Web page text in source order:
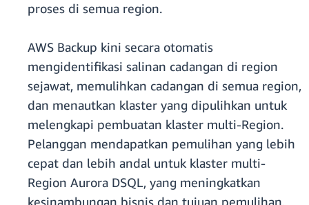
proses di semua region.
AWS Backup kini secara otomatis
mengidentifikasi salinan cadangan di region
sejawat, memulihkan cadangan di semua region,
dan menautkan klaster yang dipulihkan untuk
melengkapi pembuatan klaster multi-Region.
Pelanggan mendapatkan pemulihan yang lebih
cepat dan lebih andal untuk klaster multi-
Region Aurora DSQL, yang meningkatkan
kesinambungan bisnis dan tujuan pemulihan.